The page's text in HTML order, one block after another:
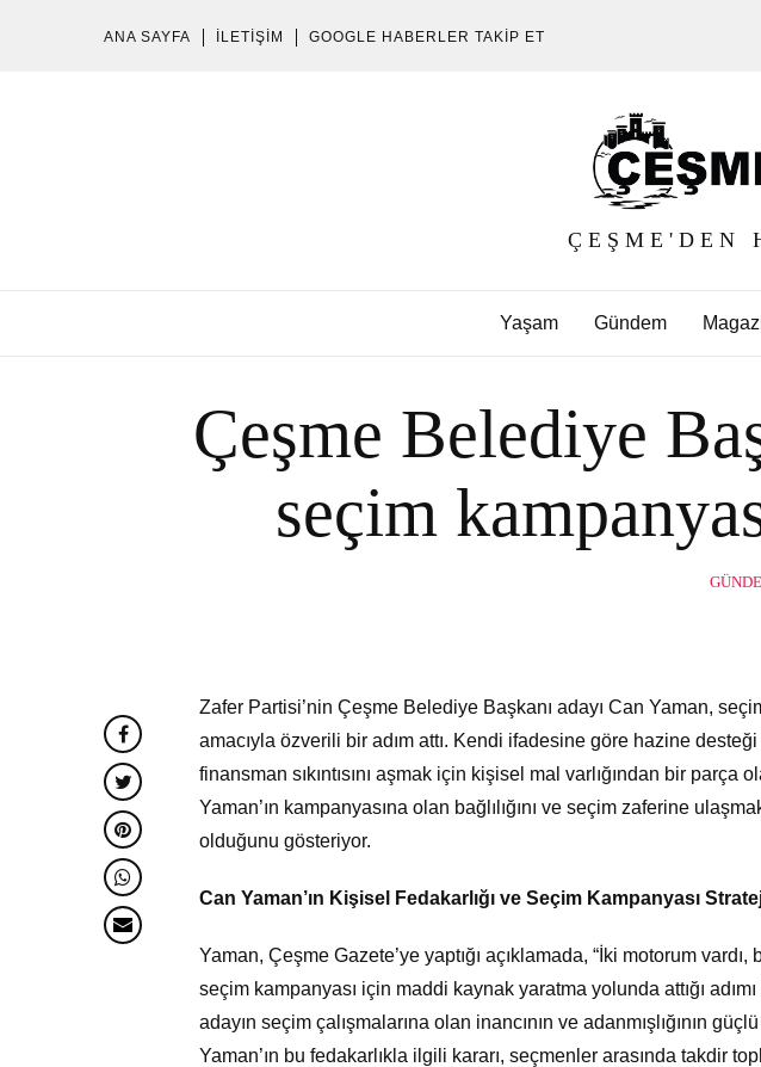
ANA SAYFA İLETIŞIM GOOGLE HABERLER TAKIP ET
ÇEŞME'DEN
Yaşam Gündem
Çeşme Belediye
seçim
Zafer Partisi’nin Çeşme Belediye Başkanı adayı Can Yaman,
amacıyla özverili bir adım attı. Kendi ifadesine göre hazine
finansman sıkıntısını aşmak için kişisel mal varlığından bir parça
Yaman’ın kampanyasına olan bağlılığını ve seçim zaferine
olduğunu gösteriyor.
Can Yaman’ın Kişisel Fedakarlığı ve Seçim Kampanyası
Yaman, Çeşme Gazete’ye yaptığı açıklamada, “İki motorum
seçim kampanyası için maddi kaynak yaratma yolunda attığı
adayın seçim çalışmalarına olan inancının ve adanmışlığının
Yaman’ın bu fedakarlıkla ilgili kararı, seçmenler arasında takdir